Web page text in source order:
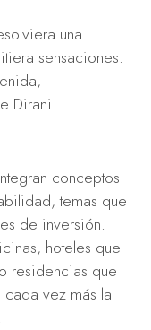
una
sensaciones.
Dirani.
conceptos
temas que
de inversión.
hoteles que
residencias que
cada vez más la